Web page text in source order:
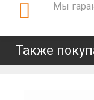
Мы
Также